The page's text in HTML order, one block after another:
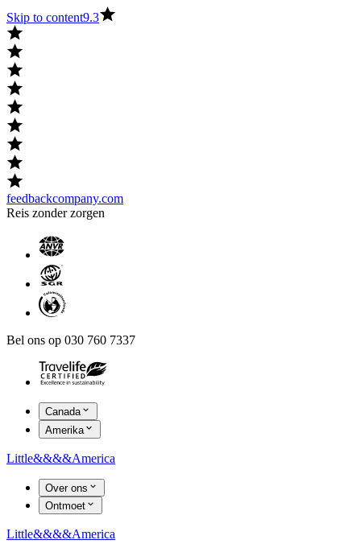
Skip to content9.3
feedbackcompany.com
Reis zonder zorgen
Bel ons op 030 760 7337
Canada
Amerika
Little&&&&America
Over ons
Ontmoet
Little&&&&America